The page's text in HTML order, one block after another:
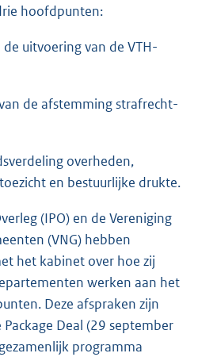
hoofdpunten:
uitvoering van de VTH-
de afstemming strafrecht-
overheden,
en bestuurlijke drukte.
(IPO) en de Vereniging
(VNG) hebben
het kabinet over hoe zij
werken aan het
Deze afspraken zijn
Deal (29 september
programma